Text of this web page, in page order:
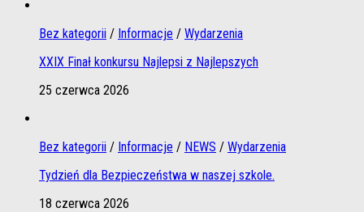
Bez kategorii / Informacje / Wydarzenia
XXIX Finał konkursu Najlepsi z Najlepszych
25 czerwca 2026
Bez kategorii / Informacje / NEWS / Wydarzenia
Tydzień dla Bezpieczeństwa w naszej szkole.
18 czerwca 2026